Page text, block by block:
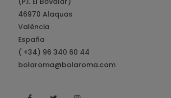
46970 Alaquas
València
España
( +34) 96 340 60 44
bolaroma@bolaroma.com